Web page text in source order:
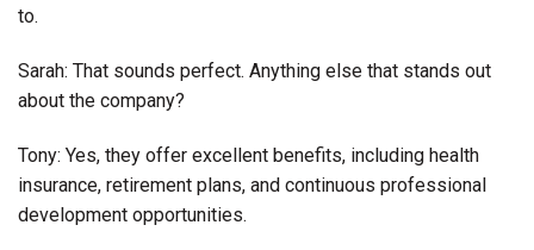
to.
Sarah: That sounds perfect. Anything else that stands out
about the company?
Tony: Yes, they offer excellent benefits, including health
insurance, retirement plans, and continuous professional
development opportunities.